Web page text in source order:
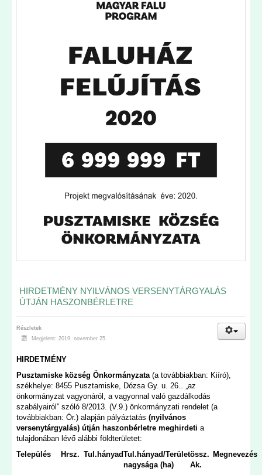
HIRDETMÉNY NYILVÁNOS VERSENYTÁRGYALÁS
ÚTJÁN HASZONBÉRLETRE
Részletek
Megjelent: 2019. november 25.
HIRDETMÉNY
Pusztamiske község Önkormányzata (a továbbiakban: Kiíró),
székhelye: 8455 Pusztamiske, Dózsa Gy. u. 26.. „az
önkormányzat vagyonáról, a vagyonnal való gazdálkodás
szabályairól” szóló 8/2013. (V.9.) önkormányzati rendelet (a
továbbiakban: Ör.) alapján pályáztatás(nyilvános
versenytárgyalás) útján haszonbérletre meghirdetia
tulajdonában lévő alábbi földterületet:
Település
Hrsz. Tul.hányadTul.hányad/Terület
nagysága (ha)
össz.
Ak.
Megnevezés